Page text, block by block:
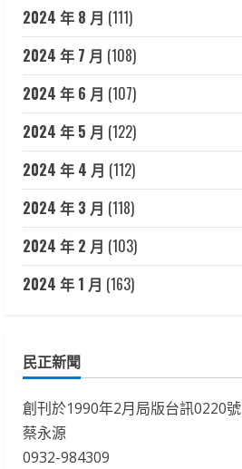
2024 年 8 月 (111)
2024 年 7 月 (108)
2024 年 6 月 (107)
2024 年 5 月 (122)
2024 年 4 月 (112)
2024 年 3 月 (118)
2024 年 2 月 (103)
2024 年 1 月 (163)
民正新聞
創刊於1990年2月局版台訊0220號
蔡永源
0932-984309